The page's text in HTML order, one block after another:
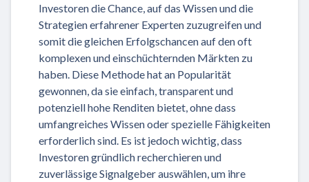
Investoren die Chance, auf das Wissen und die
Strategien erfahrener Experten zuzugreifen und
somit die gleichen Erfolgschancen auf den oft
komplexen und einschüchternden Märkten zu
haben. Diese Methode hat an Popularität
gewonnen, da sie einfach, transparent und
potenziell hohe Renditen bietet, ohne dass
umfangreiches Wissen oder spezielle Fähigkeiten
erforderlich sind. Es ist jedoch wichtig, dass
Investoren gründlich recherchieren und
zuverlässige Signalgeber auswählen, um ihre